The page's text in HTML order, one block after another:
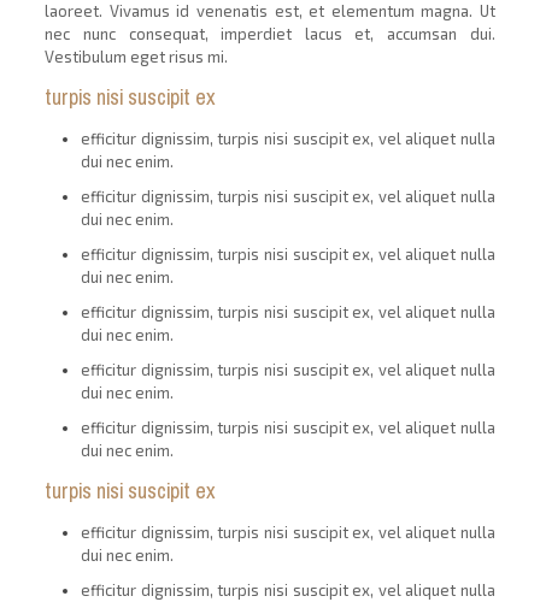
laoreet. Vivamus id venenatis est, et elementum magna. Ut
nec nunc consequat, imperdiet lacus et, accumsan dui.
Vestibulum eget risus mi.
turpis nisi suscipit ex
efficitur dignissim, turpis nisi suscipit ex, vel aliquet nulla
dui nec enim.
efficitur dignissim, turpis nisi suscipit ex, vel aliquet nulla
dui nec enim.
efficitur dignissim, turpis nisi suscipit ex, vel aliquet nulla
dui nec enim.
efficitur dignissim, turpis nisi suscipit ex, vel aliquet nulla
dui nec enim.
efficitur dignissim, turpis nisi suscipit ex, vel aliquet nulla
dui nec enim.
efficitur dignissim, turpis nisi suscipit ex, vel aliquet nulla
dui nec enim.
turpis nisi suscipit ex
efficitur dignissim, turpis nisi suscipit ex, vel aliquet nulla
dui nec enim.
efficitur dignissim, turpis nisi suscipit ex, vel aliquet nulla